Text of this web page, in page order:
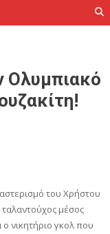
Ολυμπιακό
του Χρήστου
μέσος
ο νικητήριο γκολ που